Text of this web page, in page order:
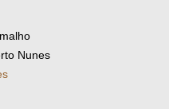
Nunes